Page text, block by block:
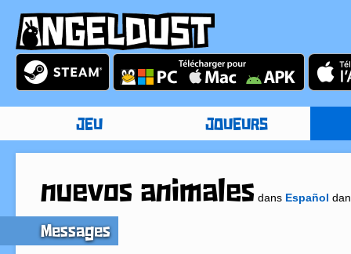
JEU JOUEURS
nuevos animales dans Español
Messages